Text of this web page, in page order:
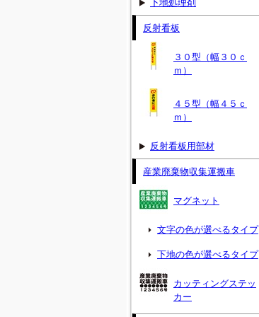
下地処理剤
反射看板
３０型（幅３０ｃ
ｍ）
４５型（幅４５ｃ
ｍ）
反射看板用部材
産業廃棄物収集運搬車
マグネット
文字の色が選べるタイプ
下地の色が選べるタイプ
カッティングステッ
カー